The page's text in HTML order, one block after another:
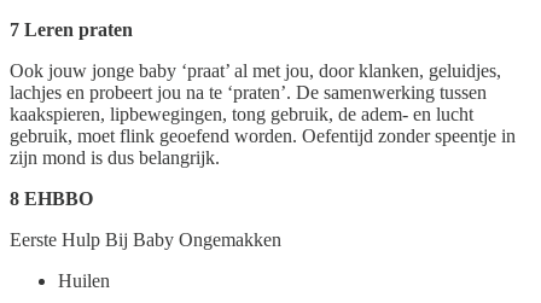
7 Leren praten
Ook jouw jonge baby ‘praat’ al met jou, door klanken, geluidjes,
lachjes en probeert jou na te ‘praten’. De samenwerking tussen
kaakspieren, lipbewegingen, tong gebruik, de adem- en lucht
gebruik, moet flink geoefend worden. Oefentijd zonder speentje in
zijn mond is dus belangrijk.
8 EHBBO
Eerste Hulp Bij Baby Ongemakken
Huilen